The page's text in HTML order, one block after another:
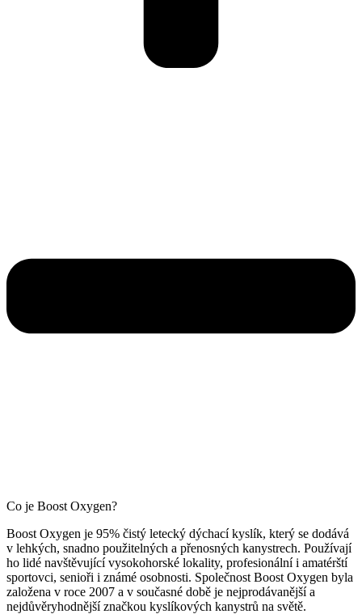
Co je Boost Oxygen?
Boost Oxygen je 95% čistý letecký dýchací kyslík, který se dodává
v lehkých, snadno použitelných a přenosných kanystrech. Používají
ho lidé navštěvující vysokohorské lokality, profesionální i amatérští
sportovci, senioři i známé osobnosti. Společnost Boost Oxygen byla
založena v roce 2007 a v současné době je nejprodávanější a
nejdůvěryhodnější značkou kyslíkových kanystrů na světě.